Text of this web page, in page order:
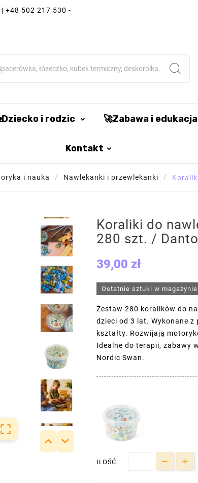
+48 502 217 530 -
i rodzic 🚀Zabawa i edukacja
Kontakt
i nauka Nawlekanki i przewlekanki

 
Koraliki do
280 szt. /
39,00 zł
Ostatnie sztuki w magazynie
Zestaw 280 koralików do
dzieci od 3 lat. Wykonane
kształty. Rozwijają
Idealne do terapii, zabawy
Nordic Swan.
ILOŚĆ: